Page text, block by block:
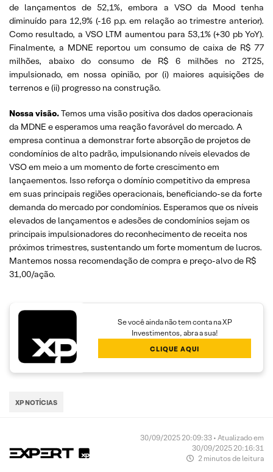
de lançamentos de 52,1%, embora a VSO da Mood tenha
diminuído para 12,9% (-16 p.p. em relação ao trimestre anterior).
Como resultado, a VSO LTM aumentou para 53,1% (+30 pb YoY).
Finalmente, a MDNE reportou um consumo de caixa de R$ 77
milhões, abaixo do consumo de R$ 6 milhões no 2T25,
impulsionado, em nossa opinião, por (i) maiores aquisições de
terrenos e (ii) progresso na construção.
Nossa visão.Temos uma visão positiva dos dados operacionais
da MDNE e esperamos uma reação favorável do mercado. A
empresa continua a demonstrar forte absorção de projetos de
condomínios de alto padrão, impulsionando níveis elevados de
VSO em meio a um momento de forte crescimento em
lançaementos. Isso reforça o domínio competitivo da empresa
em suas principais regiões operacionais, beneficiando-se da forte
demanda do mercado por condomínios. Esperamos que os níveis
elevados de lançamentos e adesões de condomínios sejam os
principais impulsionadores do reconhecimento de receita nos
próximos trimestres, sustentando um forte momentum de lucros.
Mantemos nossa recomendação de compra e preço-alvo de R$
31,00/ação.
Se você ainda não tem conta na XP
Investimentos, abra a sua!
CLIQUE AQUI
XP NOTÍCIAS
30/09/2025 20:09:33 • Atualizado em
30/09/2025 20:16:31
2 minutos de leitura